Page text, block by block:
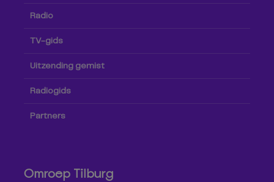
Radio
TV-gids
Uitzending gemist
Radiogids
Partners
Omroep Tilburg